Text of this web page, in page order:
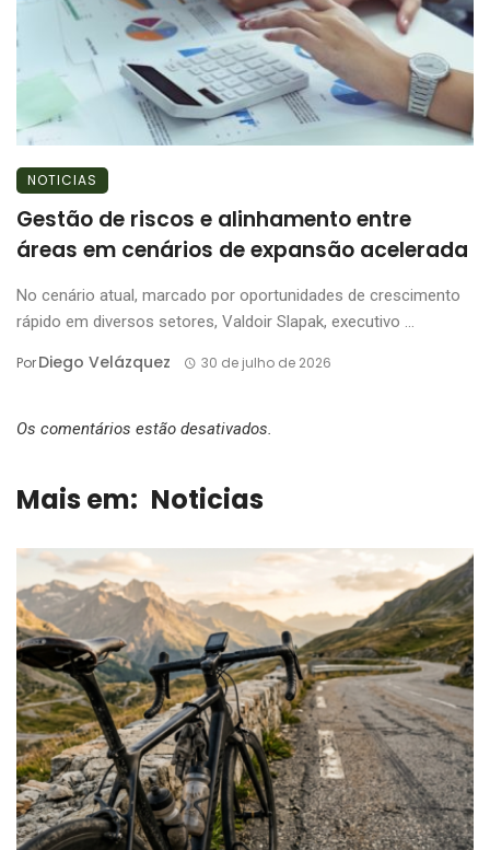
NOTICIAS
Gestão de riscos e alinhamento entre
áreas em cenários de expansão acelerada
No cenário atual, marcado por oportunidades de crescimento
rápido em diversos setores, Valdoir Slapak, executivo ...
PorDiego Velázquez 30 de julho de 2026
Os comentários estão desativados.
Mais em: Noticias